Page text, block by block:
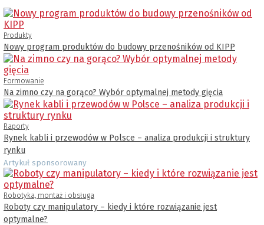
Produkty
Nowy program produktów do budowy przenośników od KIPP
Formowanie
Na zimno czy na gorąco? Wybór optymalnej metody gięcia
Raporty
Rynek kabli i przewodów w Polsce – analiza produkcji i struktury
rynku
Artykuł sponsorowany
Robotyka, montaż i obsługa
Roboty czy manipulatory – kiedy i które rozwiązanie jest
optymalne?